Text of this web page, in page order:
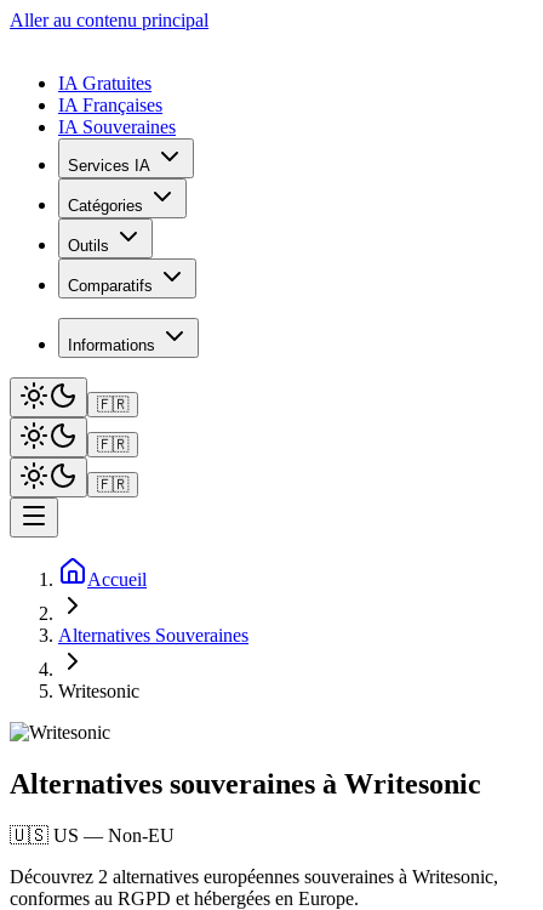
Aller au contenu principal
IA Gratuites
IA Françaises
IA Souveraines
Services IA
Catégories
Outils
Comparatifs
Informations
🇫🇷
🇫🇷
🇫🇷
Accueil
Alternatives Souveraines
Writesonic
Alternatives souveraines à Writesonic
🇺🇸 US — Non-EU
Découvrez 2 alternatives européennes souveraines à Writesonic,
conformes au RGPD et hébergées en Europe.